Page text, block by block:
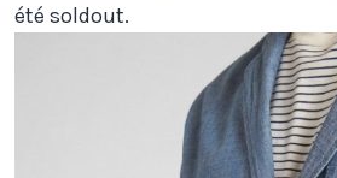
été soldout.